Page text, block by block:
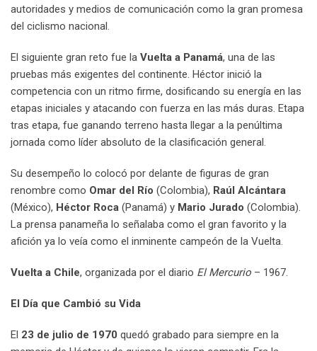
autoridades y medios de comunicación como la gran promesa
del ciclismo nacional.
El siguiente gran reto fue la Vuelta a Panamá, una de las
pruebas más exigentes del continente. Héctor inició la
competencia con un ritmo firme, dosificando su energía en las
etapas iniciales y atacando con fuerza en las más duras. Etapa
tras etapa, fue ganando terreno hasta llegar a la penúltima
jornada como líder absoluto de la clasificación general.
Su desempeño lo colocó por delante de figuras de gran
renombre como Omar del Río (Colombia), Raúl Alcántara
(México), Héctor Roca (Panamá) y Mario Jurado (Colombia).
La prensa panameña lo señalaba como el gran favorito y la
afición ya lo veía como el inminente campeón de la Vuelta.
Vuelta a Chile, organizada por el diario El Mercurio – 1967.
El Día que Cambió su Vida
El 23 de julio de 1970 quedó grabado para siempre en la